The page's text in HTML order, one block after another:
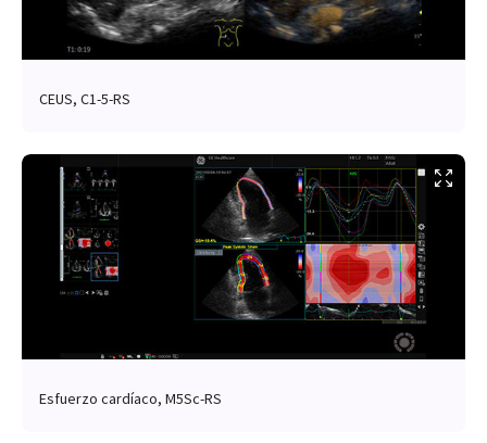
CEUS, C1-5-RS
Esfuerzo cardíaco, M5Sc-RS